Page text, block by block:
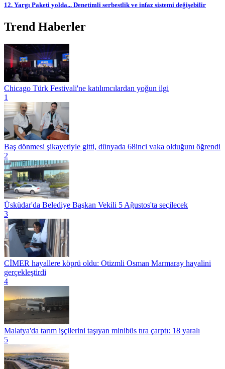
12. Yargı Paketi yolda... Denetimli serbestlik ve infaz sistemi değişebilir
Trend Haberler
Chicago Türk Festivali'ne katılımcılardan yoğun ilgi
1
Baş dönmesi şikayetiyle gitti, dünyada 68inci vaka olduğunı öğrendi
2
Üsküdar'da Belediye Başkan Vekili 5 Ağustos'ta seçilecek
3
CİMER hayallere köprü oldu: Otizmli Osman Marmaray hayalini
gerçekleştirdi
4
Malatya'da tarım işçilerini taşıyan minibüs tıra çarptı: 18 yaralı
5